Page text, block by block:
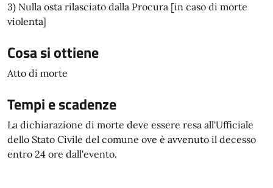
3) Nulla osta rilasciato dalla Procura [in caso di morte
violenta]
Cosa si ottiene
Atto di morte
Tempi e scadenze
La dichiarazione di morte deve essere resa all'Ufficiale
dello Stato Civile del comune ove è avvenuto il decesso
entro 24 ore dall'evento.